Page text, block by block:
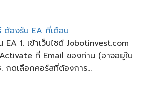
ต้องรัน EA กี่เดือน
EA 1. เข้าเว็บไซต์ Jobotinvest.com
ที่ Email ของท่าน (อาจอยู่ใน
กดเลือกคอร์สที่ต้องการ...